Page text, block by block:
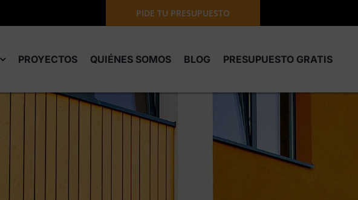
PIDE TU PRESUPUESTO
PROYECTOS QUIÉNES SOMOS BLOG PRESUPUESTO GRATIS